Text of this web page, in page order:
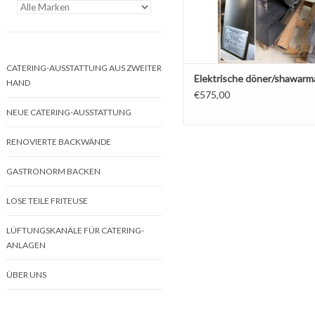
CATERING-AUSSTATTUNG AUS ZWEITER
HAND
NEUE CATERING-AUSSTATTUNG
RENOVIERTE BACKWÄNDE
GASTRONORM BACKEN
LOSE TEILE FRITEUSE
LÜFTUNGSKANÄLE FÜR CATERING-
ANLAGEN
ÜBER UNS
Elektrische döner/
€575,00